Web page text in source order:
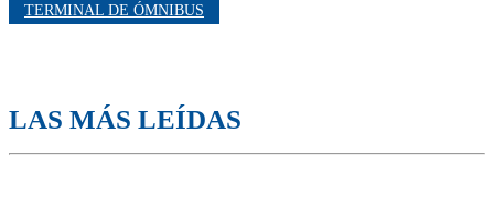
TERMINAL DE ÓMNIBUS
LAS MÁS LEÍDAS